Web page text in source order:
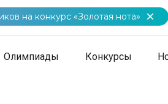
на конкурс «Золотая нота»
Олимпиады Конкурсы